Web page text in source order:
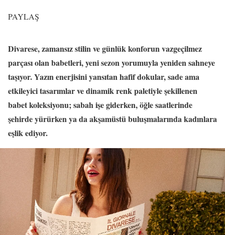
PAYLAŞ
Divarese, zamansız stilin ve günlük konforun vazgeçilmez
parçası olan babetleri, yeni sezon yorumuyla yeniden sahneye
taşıyor. Yazın enerjisini yansıtan hafif dokular, sade ama
etkileyici tasarımlar ve dinamik renk paletiyle şekillenen
babet koleksiyonu; sabah işe giderken, öğle saatlerinde
şehirde yürürken ya da akşamüstü buluşmalarında kadınlara
eşlik ediyor.